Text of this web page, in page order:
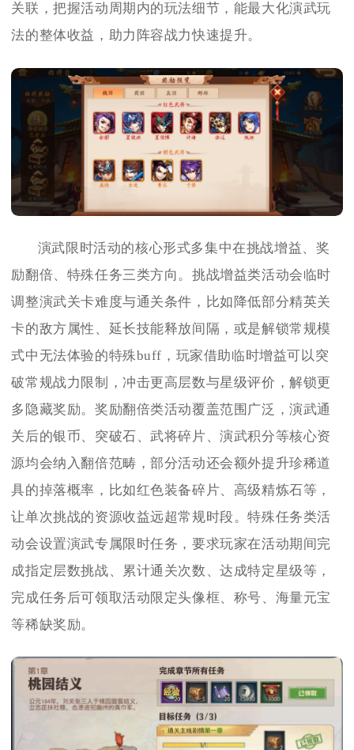
关联，把握活动周期内的玩法细节，能最大化演武玩
法的整体收益，助力阵容战力快速提升。
演武限时活动的核心形式多集中在挑战增益、奖
励翻倍、特殊任务三类方向。挑战增益类活动会临时
调整演武关卡难度与通关条件，比如降低部分精英关
卡的敌方属性、延长技能释放间隔，或是解锁常规模
式中无法体验的特殊buff，玩家借助临时增益可以突
破常规战力限制，冲击更高层数与星级评价，解锁更
多隐藏奖励。奖励翻倍类活动覆盖范围广泛，演武通
关后的银币、突破石、武将碎片、演武积分等核心资
源均会纳入翻倍范畴，部分活动还会额外提升珍稀道
具的掉落概率，比如红色装备碎片、高级精炼石等，
让单次挑战的资源收益远超常规时段。特殊任务类活
动会设置演武专属限时任务，要求玩家在活动期间完
成指定层数挑战、累计通关次数、达成特定星级等，
完成任务后可领取活动限定头像框、称号、海量元宝
等稀缺奖励。